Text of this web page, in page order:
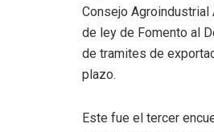
Consejo Agroindustrial
de ley de Fomento al
de tramites de
plazo.
Este fue el tercer